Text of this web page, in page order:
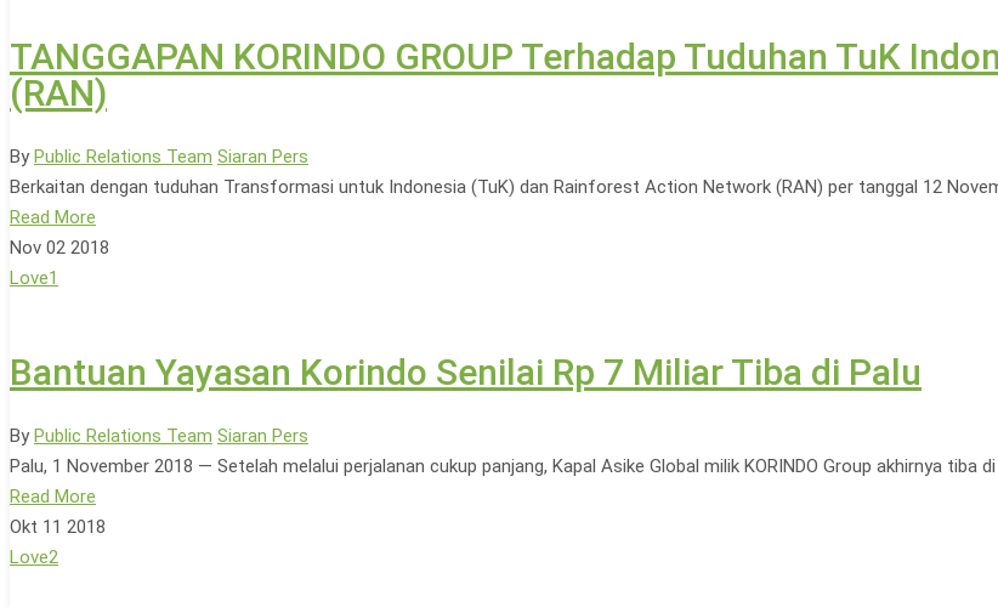
TANGGAPAN KORINDO GROUP Terhadap Tuduhan TuK
(RAN)
By Public Relations Team Siaran Pers
Berkaitan dengan tuduhan Transformasi untuk Indonesia (TuK) dan Rainforest Action Network (RAN) per tanggal 12
Read More
Nov 02 2018
Love1
Bantuan Yayasan Korindo Senilai Rp 7 Miliar Tiba di Palu
By Public Relations Team Siaran Pers
Palu, 1 November 2018 — Setelah melalui perjalanan cukup panjang, Kapal Asike Global milik KORINDO Group akhirnya tiba
Read More
Okt 11 2018
Love2